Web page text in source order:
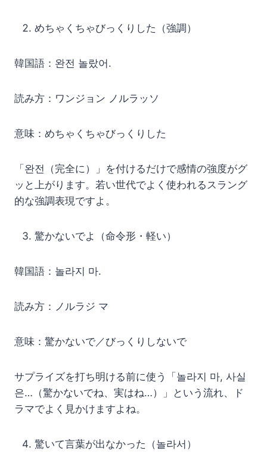
めちゃくちゃびっくりした（強調）
韓国語：완전 놀랐어.
読み方：ワンジョン ノルラッソ
意味：めちゃくちゃびっくりした
「완전（完全に）」を付けるだけで感情の強度がグ
ッと上がります。若い世代でよく使われるスラング
的な強調表現ですよ。
驚かないでよ（命令形・軽い）
韓国語：놀라지 마.
読み方：ノルラジ マ
意味：驚かないで／びっくりしないで
サプライズを打ち明ける前に使う「놀라지 마, 사실
은…（驚かないでね、実はね…）」という流れ、ド
ラマでよく見かけますよね。
驚いて言葉が出なかった（놀라서）